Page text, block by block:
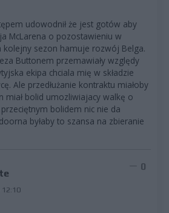
udowodnił że jest gotów aby
McLarena o pozostawieniu w
kolejny sezon hamuje rozwój Belga.
Buttonem przemawiały względy
ekipa chciala mię w składzie
Ale przedłużanie kontraktu miałoby
miał bolid umozliwiajacy walkę o
bolidem nic nie da
byłaby to szansa na zbieranie
12:10
0